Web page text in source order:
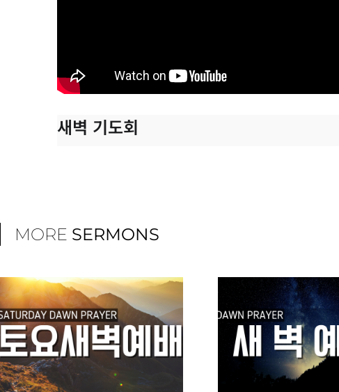
새벽 기도회
MORE SERMONS